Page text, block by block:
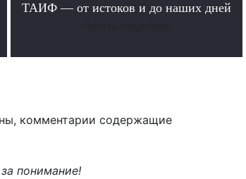
ТАИФ — от истоков и до наших дней
комментарии содержащие
понимание!